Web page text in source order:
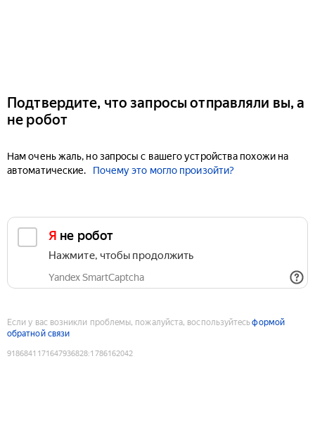
Подтвердите, что запросы отправляли вы, а
не робот
Нам очень жаль, но запросы с вашего устройства похожи на
автоматические.
Почему это могло произойти?
Я не робот
Нажмите, чтобы продолжить
Yandex SmartCaptcha
Если у вас возникли проблемы, пожалуйста, воспользуйтесьформой
обратной связи
9186841171647936828:1786162042